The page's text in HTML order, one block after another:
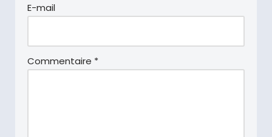
E-mail
Commentaire *